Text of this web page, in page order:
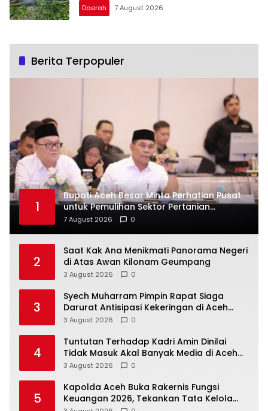
Daerah 7 August 2026
Berita Terpopuler
1
Bupati Aceh Besar Minta Perhatian Pusat
untuk Pemulihan Sektor Pertanian
Pascabencana
7 August 2026 0
2
Saat Kak Ana Menikmati Panorama Negeri
di Atas Awan Kilonam Geumpang
3 August 2026 0
3
Syech Muharram Pimpin Rapat Siaga
Darurat Antisipasi Kekeringan di Aceh
Besar
3 August 2026 0
4
Tuntutan Terhadap Kadri Amin Dinilai
Tidak Masuk Akal Banyak Media di Aceh
Berpotensi Jadi Korban Selanjutnya
3 August 2026 0
5
Kapolda Aceh Buka Rakernis Fungsi
Keuangan 2026, Tekankan Tata Kelola